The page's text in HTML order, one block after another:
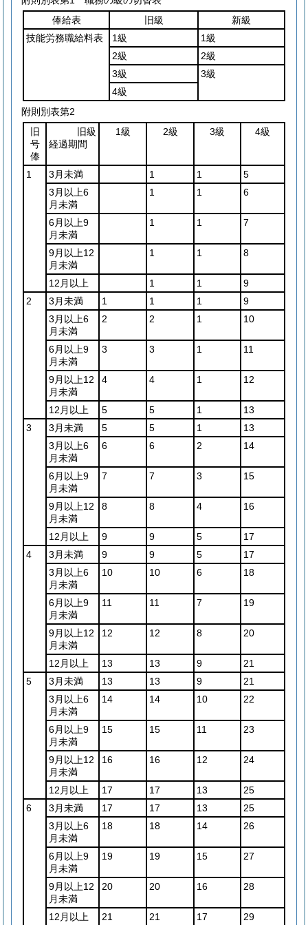
俸給表
旧級
新級
技能労務職給料表
1級
1級
2級
2級
3級
3級
4級
附則別表第2
旧
号
俸
旧級
経過期間
1級 2級 3級 4級
1 3月未満 1 1
5
3月以上6
月未満
1 1 6
6月以上9
月未満
1 1 7
9月以上12
月未満
1 1 8
12月以上 1 1
9
2
3月未満 1 1 1
9
3月以上6
月未満
2 2 1 10
6月以上9
月未満
3 3 1 11
9月以上12
月未満
4 4 1 12
12月以上 5 5 1
13
3
3月未満 5 5 1
13
3月以上6
月未満
6 6 2 14
6月以上9
月未満
7 7 3 15
9月以上12
月未満
8 8 4 16
12月以上 9 9 5
17
4
3月未満 9 9 5
17
3月以上6
月未満
10 10 6 18
6月以上9
月未満
11 11 7 19
9月以上12
月未満
12 12 8 20
12月以上 13 13 9
21
5
3月未満 13 13 9
21
3月以上6
月未満
14 14 10 22
6月以上9
月未満
15 15 11 23
9月以上12
月未満
16 16 12 24
12月以上 17 17 13
25
6
3月未満 17 17 13
25
3月以上6
月未満
18 18 14 26
6月以上9
月未満
19 19 15 27
9月以上12
月未満
20 20 16 28
12月以上 21 21 17
29